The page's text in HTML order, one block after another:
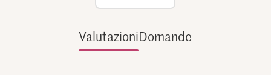
ValutazioniDomande